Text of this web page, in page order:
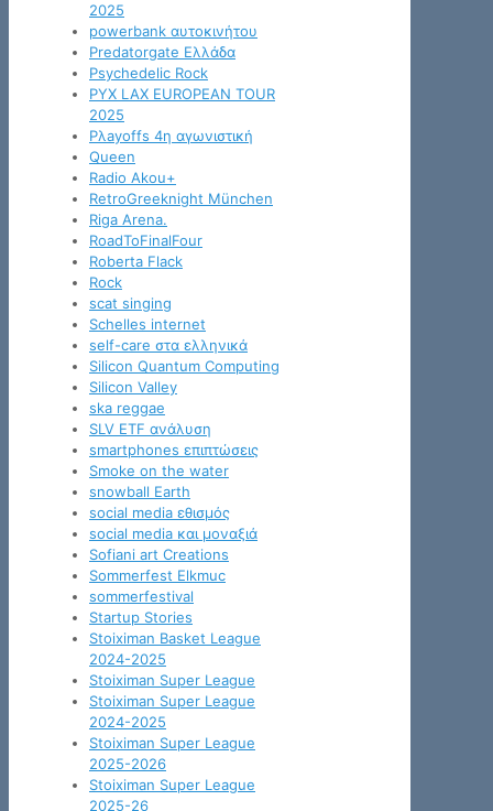
2025
powerbank αυτοκινήτου
Predatorgate Ελλάδα
Psychedelic Rock
PYX LAX EUROPEAN TOUR
2025
Pλayoffs 4η αγωνιστική
Queen
Radio Akou+
RetroGreeknight München
Riga Arena.
RoadToFinalFour
Roberta Flack
Rock
scat singing
Schelles internet
self-care στα ελληνικά
Silicon Quantum Computing
Silicon Valley
ska reggae
SLV ETF ανάλυση
smartphones επιπτώσεις
Smoke on the water
snowball Earth
social media εθισμός
social media και μοναξιά
Sofiani art Creations
Sommerfest Elkmuc
sommerfestival
Startup Stories
Stoiximan Basket League
2024-2025
Stoiximan Super League
Stoiximan Super League
2024-2025
Stoiximan Super League
2025-2026
Stoiximan Super League
2025-26